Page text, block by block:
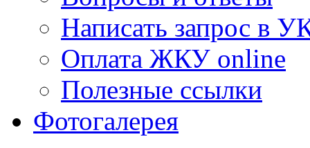
Написать запрос в
Оплата ЖКУ online
Полезные ссылки
Фотогалерея